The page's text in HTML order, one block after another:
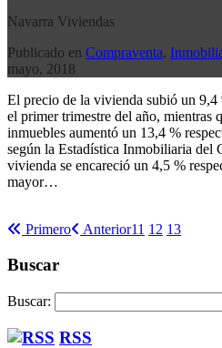
Navarra Viviendas
Publicado en Compraventa,
mayo, 2018
El precio de la vivienda subió un 9,4
el primer trimestre del año, mientras
inmuebles aumentó un 13,4 %
según la Estadística Inmobiliaria del
vivienda se encareció un 4,5 %
mayor…
Primero
Anterior11 12 13
Buscar
Buscar:
RSS